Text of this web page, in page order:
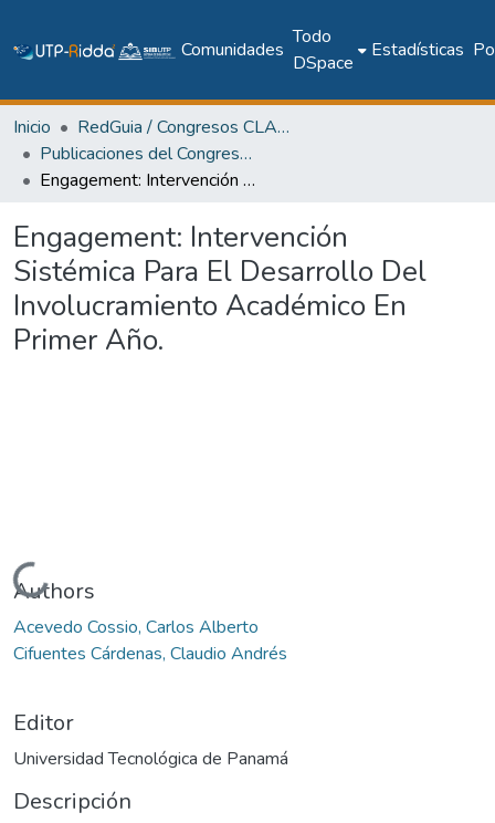
Comunidades
Todo
DSpace
Estadísticas
Inicio
RedGuia / Congresos CLABES
Publicaciones del Congreso Internacional CLABES
Engagement: Intervención Sistémica Para El Desarrollo Del Involucramiento Académico En Primer Año.
Engagement: Intervención
Sistémica Para El Desarrollo Del
Involucramiento Académico En
Primer Año.
Cargando...
Authors
Acevedo Cossio, Carlos Alberto
Cifuentes Cárdenas, Claudio Andrés
Editor
Universidad Tecnológica de Panamá
Descripción